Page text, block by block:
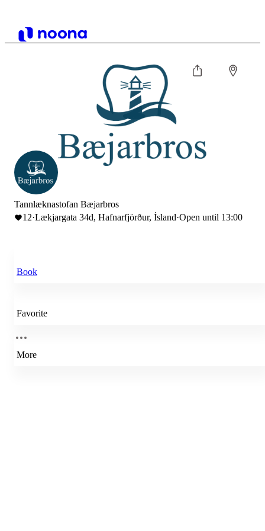
Tannlæknastofan Bæjarbros
12·Lækjargata 34d, Hafnarfjörður, Ísland·Open until 13:00
Book
Favorite
More